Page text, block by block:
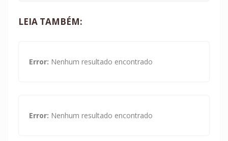
LEIA TAMBÉM:
Error: Nenhum resultado encontrado
Error: Nenhum resultado encontrado